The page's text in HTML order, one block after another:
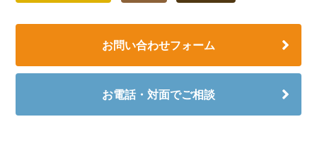
お問い合わせフォーム
お電話・対面でご相談